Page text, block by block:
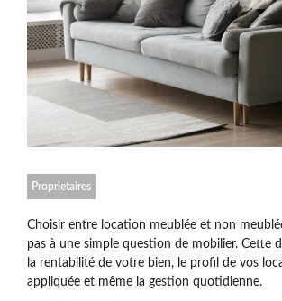
Proprietaires
Choisir entre location meublée et non
pas à une simple question de mobilier. Cette
la rentabilité de votre bien, le profil de vos
appliquée et même la gestion quotidienne.